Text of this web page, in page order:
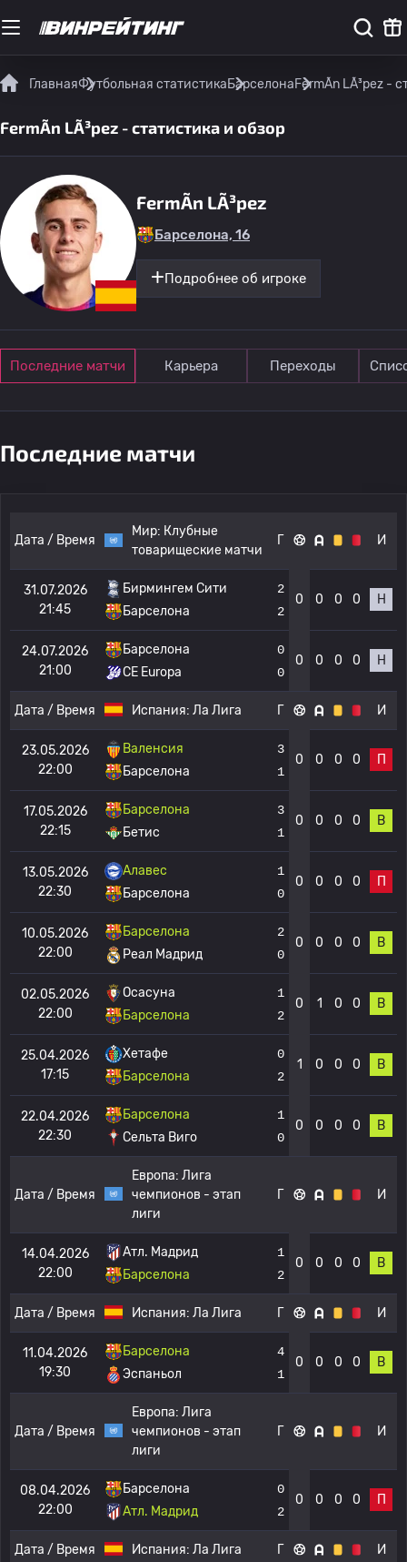
ГлавнаяФутбольная статистикаБарселонаFermÃ­n LÃ³pez -
FermÃ­n LÃ³pez - статистика и обзор
FermÃ­n LÃ³pez
Барселона, 16
Подробнее об игроке
Последние матчи Карьера Переходы
Последние матчи
Дата / Время
Мир: Клубные
товарищеские матчи
Г И
31.07.2026
21:45
Бирмингем Сити
Барселона
2
2
0 0 0 0 Н
24.07.2026
21:00
Барселона
CE Europa
0
0
0 0 0 0 Н
Дата / Время Испания: Ла Лига Г И
23.05.2026
22:00
Валенсия
Барселона
3
1
0 0 0 0 П
17.05.2026
22:15
Барселона
Бетис
3
1
0 0 0 0 В
13.05.2026
22:30
Алавес
Барселона
1
0
0 0 0 0 П
10.05.2026
22:00
Барселона
Реал Мадрид
2
0
0 0 0 0 В
02.05.2026
22:00
Осасуна
Барселона
1
2
0 1 0 0 В
25.04.2026
17:15
Хетафе
Барселона
0
2
1 0 0 0 В
22.04.2026
22:30
Барселона
Сельта Виго
1
0
0 0 0 0 В
Дата / Время
Европа: Лига
чемпионов - этап
лиги
Г И
14.04.2026
22:00
Атл. Мадрид
Барселона
1
2
0 0 0 0 В
Дата / Время Испания: Ла Лига Г И
11.04.2026
19:30
Барселона
Эспаньол
4
1
0 0 0 0 В
Дата / Время
Европа: Лига
чемпионов - этап
лиги
Г И
08.04.2026
22:00
Барселона
Атл. Мадрид
0
2
0 0 0 0 П
Дата / Время Испания: Ла Лига Г И